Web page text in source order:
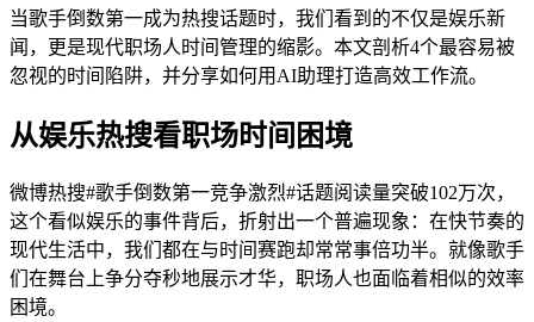
当歌手倒数第一成为热搜话题时，我们看到的不仅是娱乐新
闻，更是现代职场人时间管理的缩影。本文剖析4个最容易被
忽视的时间陷阱，并分享如何用AI助理打造高效工作流。
从娱乐热搜看职场时间困境
微博热搜#歌手倒数第一竞争激烈#话题阅读量突破102万次，
这个看似娱乐的事件背后，折射出一个普遍现象：在快节奏的
现代生活中，我们都在与时间赛跑却常常事倍功半。就像歌手
们在舞台上争分夺秒地展示才华，职场人也面临着相似的效率
困境。